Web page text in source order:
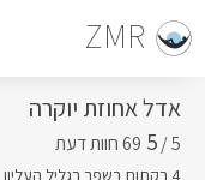
ZMR
אדל אחוזת יוקרה
5 /
5
4 בקתות בשפר בגליל העליון